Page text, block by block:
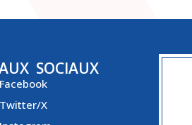
SOCIAUX
X